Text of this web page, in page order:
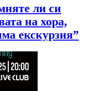
ли си
на хора,
екскурзия”